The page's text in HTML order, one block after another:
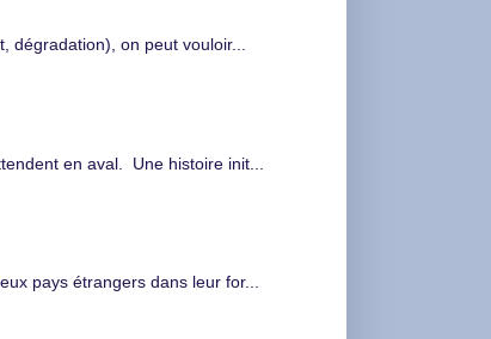
on peut vouloir...
en aval. Une histoire init...
pays étrangers dans leur for...